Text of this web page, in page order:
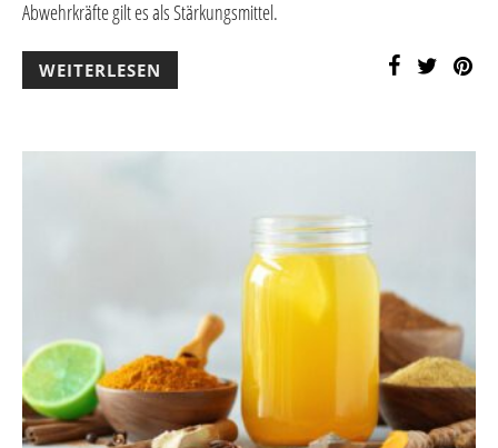
Abwehrkräfte gilt es als Stärkungsmittel.
WEITERLESEN